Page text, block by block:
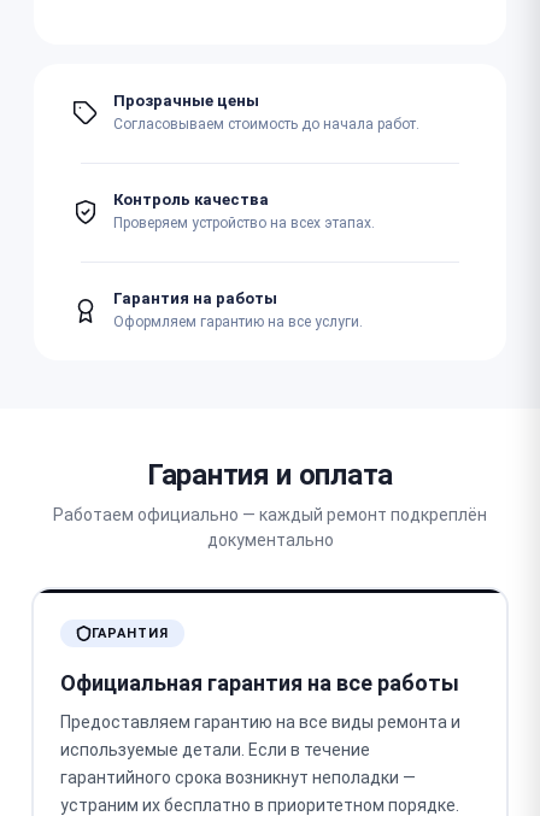
Прозрачные цены
Согласовываем стоимость до начала работ.
Контроль качества
Проверяем устройство на всех этапах.
Гарантия на работы
Оформляем гарантию на все услуги.
Гарантия и оплата
Работаем официально — каждый ремонт подкреплён
документально
ГАРАНТИЯ
Официальная гарантия на все работы
Предоставляем гарантию на все виды ремонта и
используемые детали. Если в течение
гарантийного срока возникнут неполадки —
устраним их бесплатно в приоритетном порядке.